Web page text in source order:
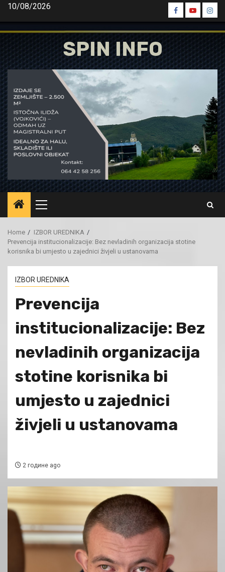
Skip
content
10/08/2026
Spin
Facebook
Spin
Youtube
Spin
SPIN INFO
Primary
Menu
Home
IZBOR UREDNIKA
Prevencija institucionalizacije: Bez nevladinih organizacija stotine
korisnika bi umjesto u zajednici živjeli u ustanovama
IZBOR UREDNIKA
Prevencija
institucionalizacije: Bez
nevladinih organizacija
stotine korisnika bi
umjesto u zajednici
živjeli u ustanovama
2 године ago